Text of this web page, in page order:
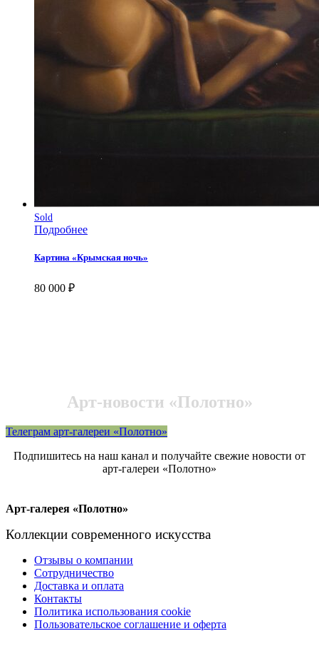
Sold
Подробнее
Картина «Крымская ночь»
80 000 ₽
Арт-новости «Полотно»
Телеграм арт-галереи «Полотно»
Подпишитесь на наш канал и получайте свежие новости от
арт-галереи «Полотно»
Арт-галерея «Полотно»
Коллекции современного искусства
Отзывы о компании
Сотрудничество
Доставка и оплата
Контакты
Политика использования cookie
Пользовательское соглашение и оферта